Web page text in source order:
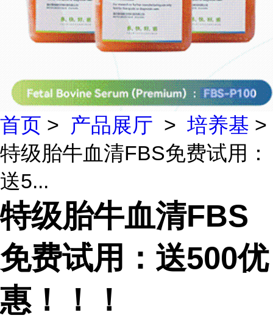
首页 > 产品展厅 > 培养基 >
特级胎牛血清FBS免费试用：
送5...
特级胎牛血清FBS
免费试用：送500优
惠！！！